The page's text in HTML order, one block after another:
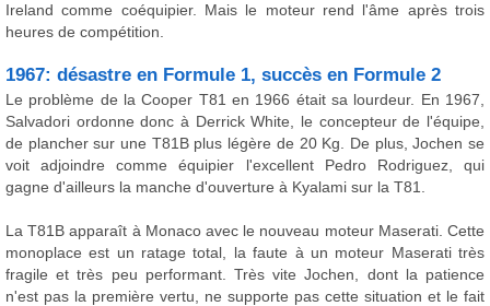
Ireland comme coéquipier. Mais le moteur rend l'âme après trois
heures de compétition.
1967: désastre en Formule 1, succès en Formule 2
Le problème de la Cooper T81 en 1966 était sa lourdeur. En 1967,
Salvadori ordonne donc à Derrick White, le concepteur de l'équipe,
de plancher sur une T81B plus légère de 20 Kg. De plus, Jochen se
voit adjoindre comme équipier l'excellent Pedro Rodriguez, qui
gagne d'ailleurs la manche d'ouverture à Kyalami sur la T81.
La T81B apparaît à Monaco avec le nouveau moteur Maserati. Cette
monoplace est un ratage total, la faute à un moteur Maserati très
fragile et très peu performant. Très vite Jochen, dont la patience
n'est pas la première vertu, ne supporte pas cette situation et le fait